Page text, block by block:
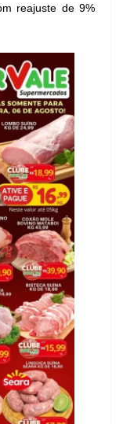
reajuste de 9%